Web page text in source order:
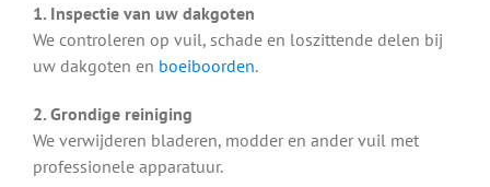
1. Inspectie van uw dakgoten
We controleren op vuil, schade en loszittende delen bij
uw dakgoten en boeiboorden.
2. Grondige reiniging
We verwijderen bladeren, modder en ander vuil met
professionele apparatuur.